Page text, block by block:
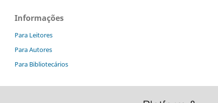
Informações
Para Leitores
Para Autores
Para Bibliotecários